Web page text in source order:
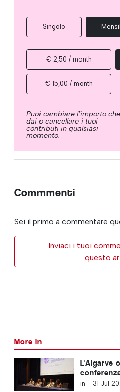
Singolo
€ 2,50 / month
€ 15,00 / month
Puoi cambiare l'importo che
dai o cancellare i tuoi
contributi in qualsiasi
momento.
Commmenti
Sei il primo a commentare
Inviaci i tuoi
questo
More in
L'Algarve
in - 31 Jul